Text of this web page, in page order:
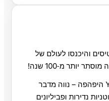
והיכנסו לעולם של
יותר מ‑100 שנה!
טיילו ב‑Yildiz Park היפהפה – נווה מדבר
נדירות ופביליונים